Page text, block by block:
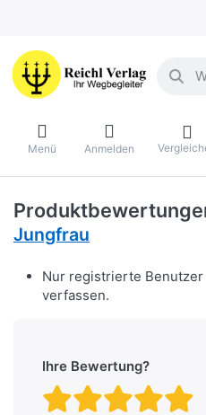
Menü Anmelden
Jungfrau
Nur registrierte
verfassen.
Ihre Bewertung?